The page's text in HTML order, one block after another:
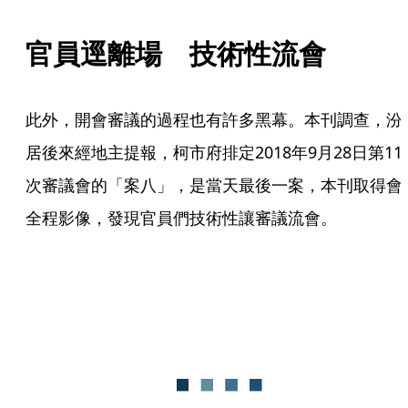
官員逕離場　技術性流會
此外，開會審議的過程也有許多黑幕。本刊調查，汾
居後來經地主提報，柯市府排定2018年9月28日第
次審議會的「案八」，是當天最後一案，本刊取得會
全程影像，發現官員們技術性讓審議流會。